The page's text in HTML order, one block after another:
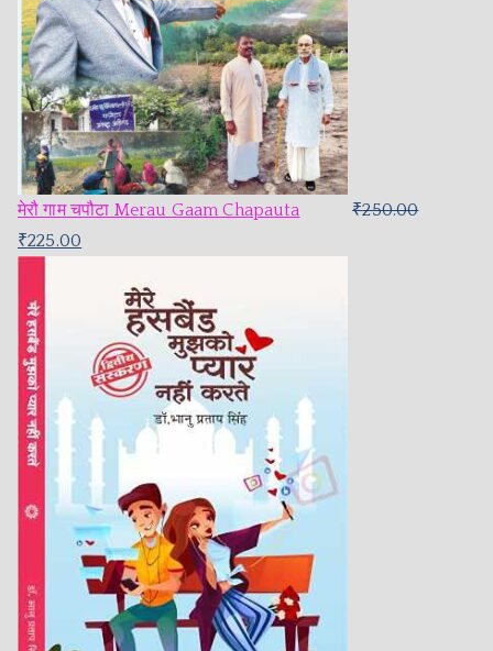
मेरौ गाम चपौटा Merau Gaam Chapauta ₹250.00
₹225.00